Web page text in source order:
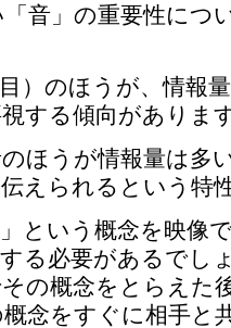
音」の重要性につ
）のほうが、情報
する傾向がありま
ほうが情報量は多
えられるという特
という概念を映像
る必要があるでし
の概念をとらえた
念をすぐに相手と